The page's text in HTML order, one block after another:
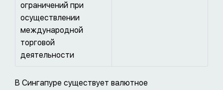
ограничений при
осуществлении
международной
торговой
деятельности
В Сингапуре существует валютное